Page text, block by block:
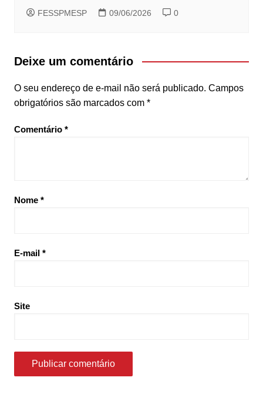
FESSPMESP 09/06/2026 0
Deixe um comentário
O seu endereço de e-mail não será publicado. Campos
obrigatórios são marcados com *
Comentário *
Nome *
E-mail *
Site